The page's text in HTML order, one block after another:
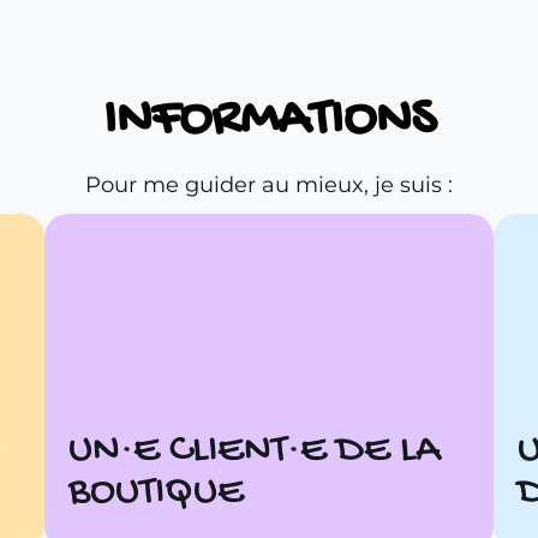
INFORMATIONS
Pour me guider au mieux, je suis :
UN·E CLIENT·E DE LA
BOUTIQUE
Accéder aux CGV